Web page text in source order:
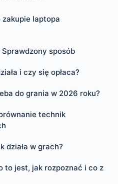
zakupie laptopa
Sprawdzony sposób
i czy się opłaca?
do grania w 2026 roku?
technik
działa w grach?
to jest, jak rozpoznać i co z